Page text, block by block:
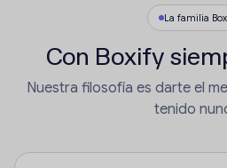
La familia
Con Boxify
Nuestra filosofía es darte el
tenido